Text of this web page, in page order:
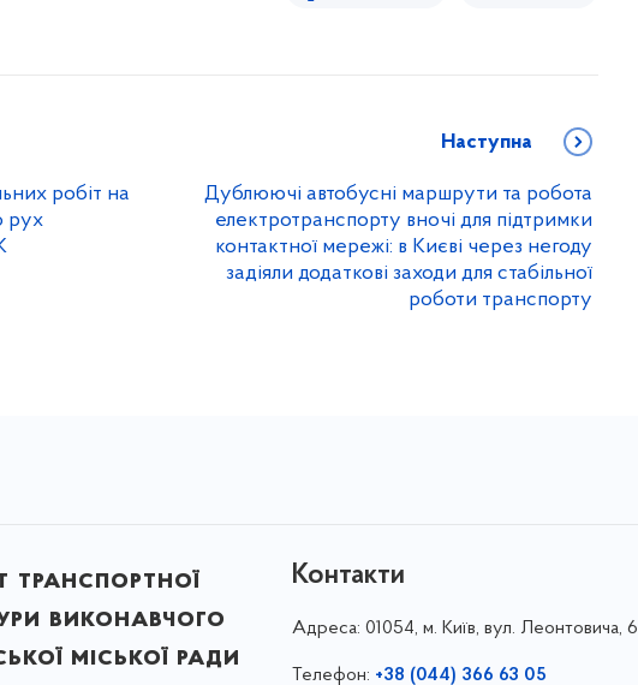
робіт на
рух
Наступна
Дублюючі автобусні маршрути та робота
електротранспорту вночі для підтримки
контактної мережі: в Києві через негоду
задіяли додаткові заходи для стабільної
роботи транспорту
транспортної
виконавчого
міської ради
Контакти
Адреса: 01054, м. Київ, вул. Леонтовича, 6
Телефон: +38 (044) 366 63 05